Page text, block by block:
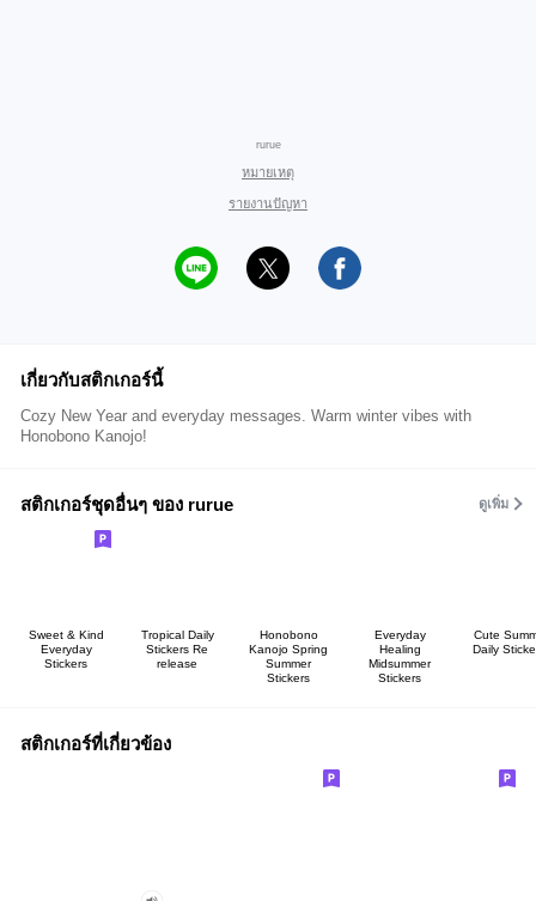
rurue
หมายเหตุ
รายงานปัญหา
เกี่ยวกับสติกเกอร์นี้
Cozy New Year and everyday messages. Warm winter vibes with
Honobono Kanojo!
สติกเกอร์ชุดอื่นๆ ของ rurue ดูเพิ่ม
Sweet & Kind
Everyday
Stickers
Tropical Daily
Stickers Re
release
Honobono
Kanojo Spring
Summer
Stickers
Everyday
Healing
Midsummer
Stickers
Cute
Daily
สติกเกอร์ที่เกี่ยวข้อง